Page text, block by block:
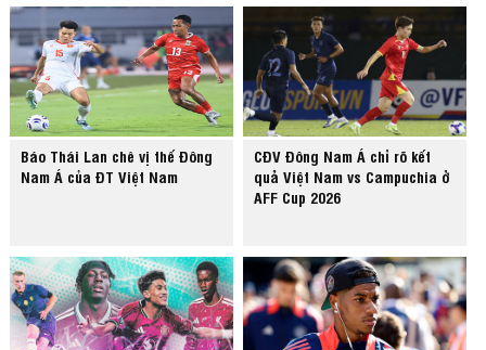
Báo Thái Lan chê vị thế Đông
Nam Á của ĐT Việt Nam
CĐV Đông Nam Á chỉ rõ kết
quả Việt Nam vs Campuchia ở
AFF Cup 2026